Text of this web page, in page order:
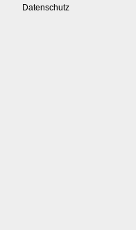
Datenschutz